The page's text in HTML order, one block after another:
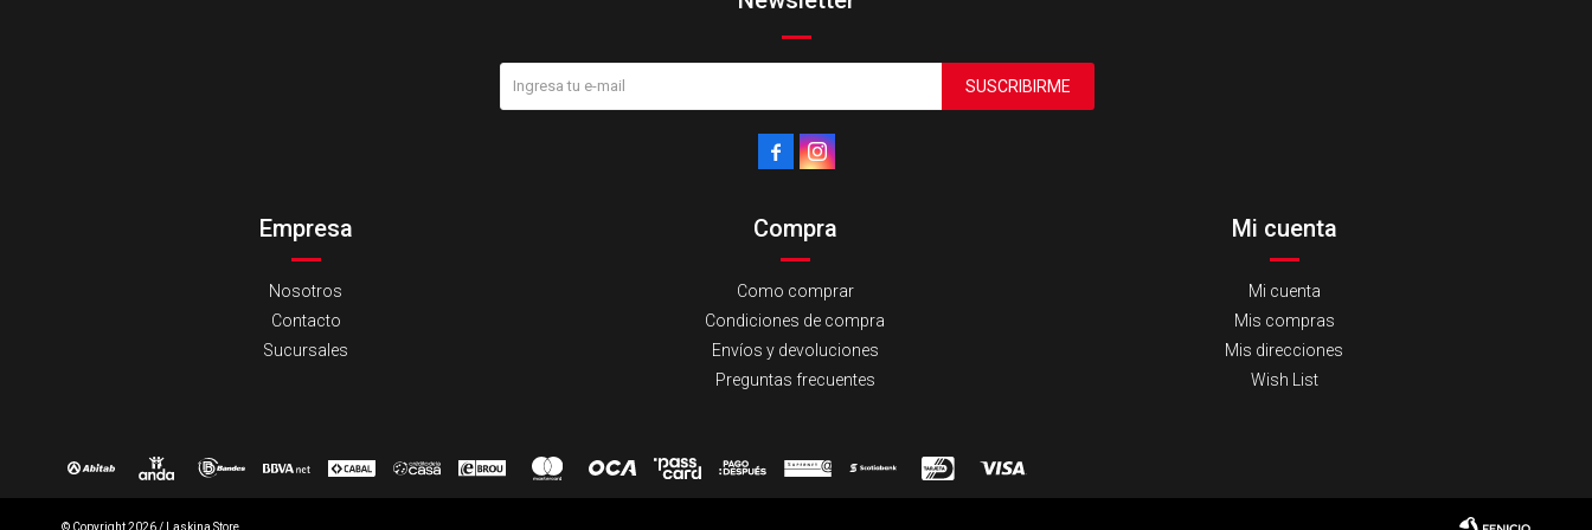
Empresa
Nosotros
Contacto
Sucursales
Compra
Como comprar
Condiciones de compra
Envíos y devoluciones
Preguntas frecuentes
Mi cuenta
Mi cuenta
Mis compras
Mis direcciones
Wish List
SUSCRIBIRME
 
© Copyright 2026 / Laskina Store